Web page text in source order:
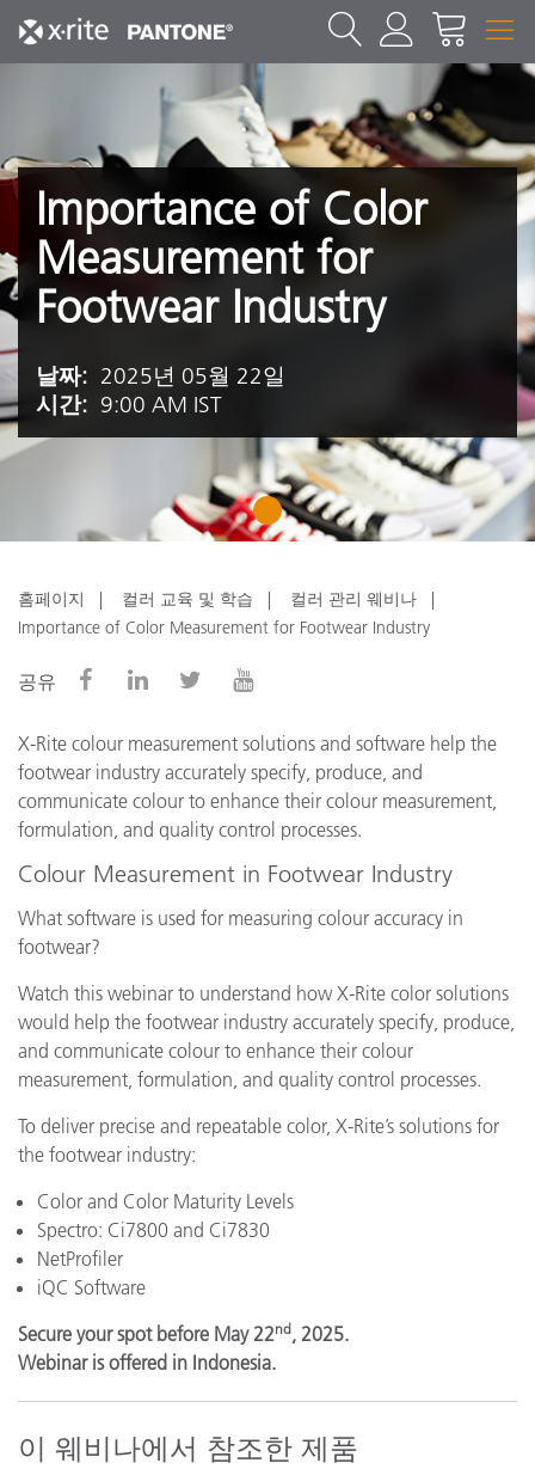
Importance of Color
Measurement for
Footwear Industry
날짜: 2025년 05월 22일
시간: 9:00 AM IST
1
홈페이지 컬러 교육 및 학습
컬러 관리 웨비나
Importance of Color Measurement for Footwear Industry
공유
X-Rite colour measurement solutions and software help the
footwear industry accurately specify, produce, and
communicate colour to enhance their colour measurement,
formulation, and quality control processes.
Colour Measurement in Footwear Industry
What software is used for measuring colour accuracy in
footwear?
Watch this webinar to understand how X-Rite color solutions
would help the footwear industry accurately specify, produce,
and communicate colour to enhance their colour
measurement, formulation, and quality control processes.
To deliver precise and repeatable color, X-Rite’s solutions for
the footwear industry:
Color and Color Maturity Levels
Spectro: Ci7800 and Ci7830
NetProfiler
iQC Software
Secure your spot before May 22nd, 2025.
Webinar is offered in Indonesia.
이 웨비나에서 참조한 제품